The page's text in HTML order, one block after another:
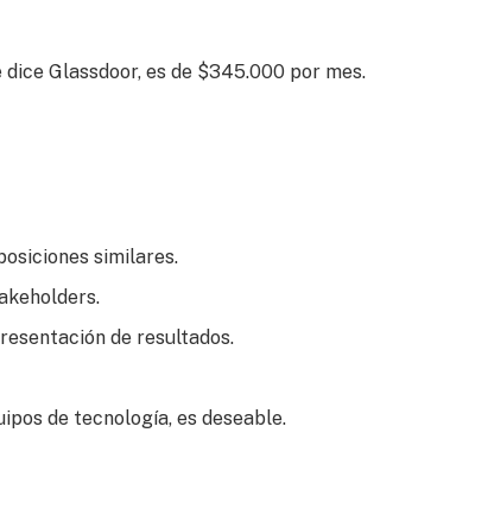
Glassdoor, es de $345.000 por mes.
similares.
de resultados.
de tecnología, es deseable.